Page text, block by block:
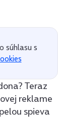
súhlasu s
Teraz
reklame
spieva